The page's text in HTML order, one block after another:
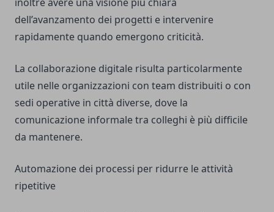
dell’avanzamento dei progetti e intervenire
rapidamente quando emergono criticità.
La collaborazione digitale risulta particolarmente
utile nelle organizzazioni con team distribuiti o con
sedi operative in città diverse, dove la
comunicazione informale tra colleghi è più difficile
da mantenere.
Automazione dei processi per ridurre le attività
ripetitive